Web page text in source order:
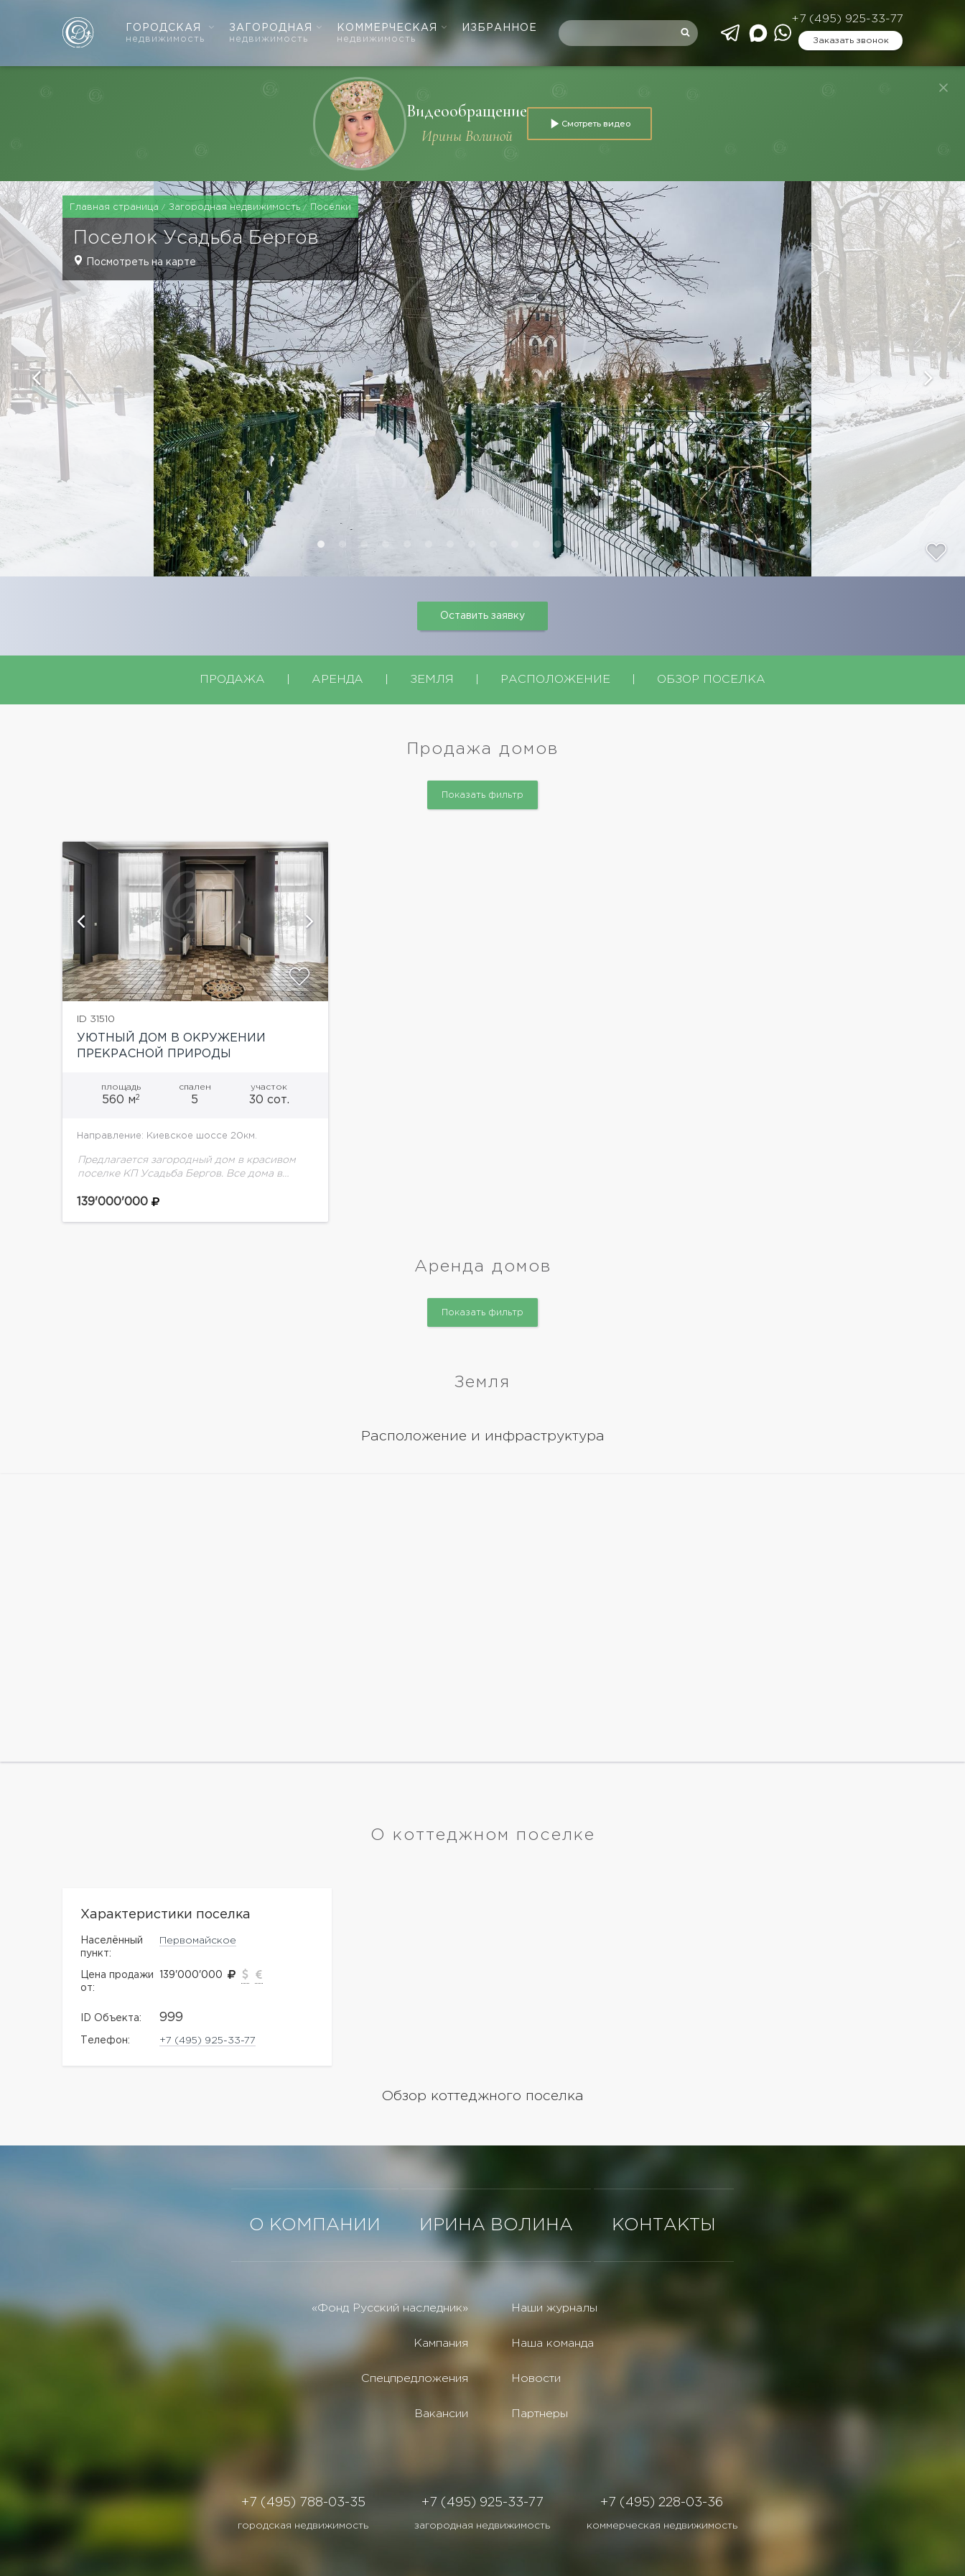
ГОРОДСКАЯ
недвижимость
ЗАГОРОДНАЯ
недвижимость
КОММЕРЧЕСКАЯ
недвижимость
ИЗБРАННОЕ
+7 (495) 925-33-77
Заказать звонок
Видеообращение
Ирины Волиной
Смотреть видео
Главная страница Загородная недвижимость Посёлки
ПоселокУсадьба Бергов
Посмотреть на карте
Оставить заявку
ПРОДАЖА АРЕНДА ЗЕМЛЯ РАСПОЛОЖЕНИЕ ОБЗОР ПОСЕЛКА
Продажа домов
Показать фильтр
ID 31510
УЮТНЫЙ ДОМ В ОКРУЖЕНИИ
ПРЕКРАСНОЙ ПРИРОДЫ
площадь
560 м2
спален
5
участок
30 сот.
Направление: Киевское шоссе 20км.
Предлагается загородный дом в красивом
поселке КП Усадьба Бергов. Все дома в
проекту немецкого архитектора. На участке
139'000'000
Аренда домов
Показать фильтр
Земля
Расположение и инфраструктура
О коттеджном поселке
Характеристики поселка
Населённый
пункт:
Первомайское
Цена продажи
от:
139'000'000
ID Объекта: 999
Телефон: +7 (495) 925-33-77
Обзор коттеджного поселка
О КОМПАНИИ ИРИНА ВОЛИНА КОНТАКТЫ
«Фонд Русский наследник»
Кампания
Спецпредложения
Вакансии
Наши журналы
Наша команда
Новости
Партнеры
+7 (495) 788-03-35
городская недвижимость
+7 (495) 925-33-77
загородная недвижимость
+7 (495) 228-03-36
коммерческая недвижимость